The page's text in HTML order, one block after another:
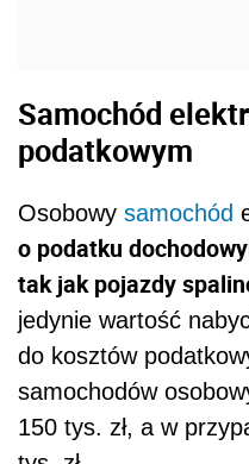
Samochód
podatkowym
Osobowy samochód
o podatku
tak jak pojazdy
jedynie wartość
do kosztów
samochodów
150 tys. zł, a w